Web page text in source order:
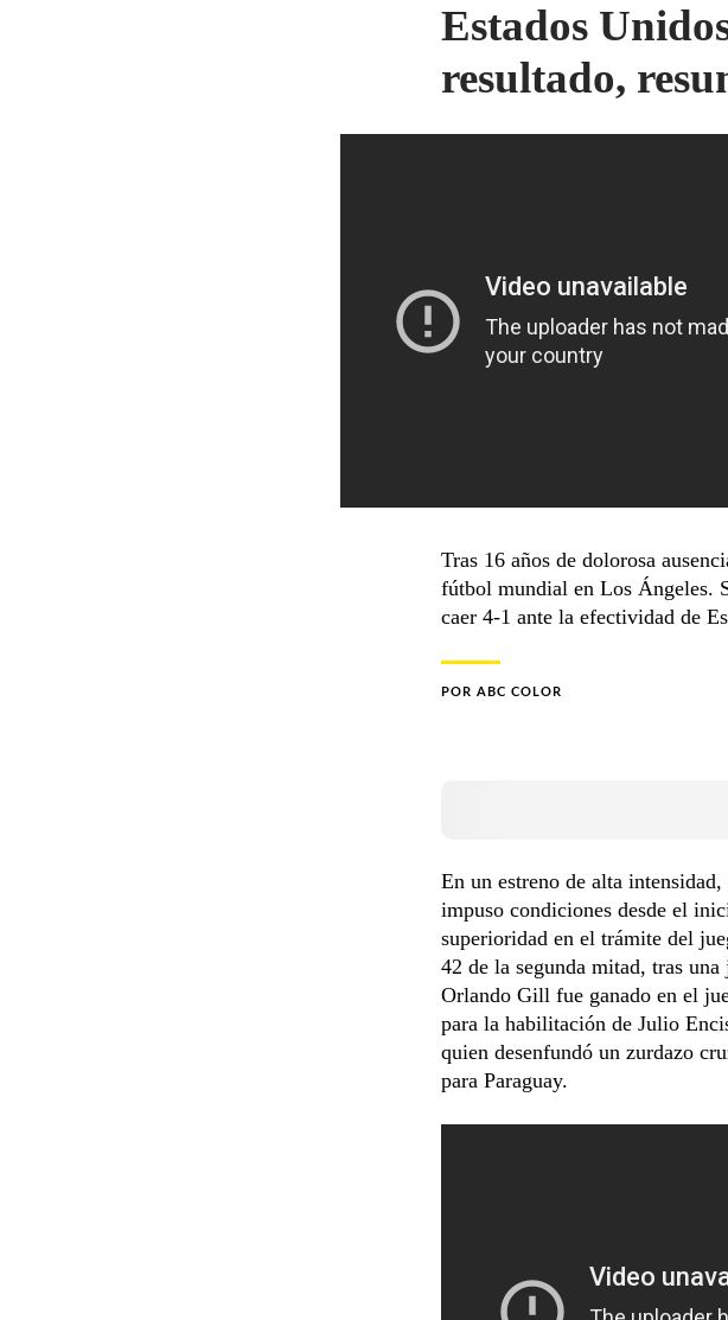
Estados
resultado,
Tras 16 años de dolorosa
fútbol mundial en Los Ángeles.
caer 4-1 ante la efectividad de
POR ABC COLOR
En un estreno de alta
impuso condiciones desde el
superioridad en el trámite del
42 de la segunda mitad, tras
Orlando Gill fue ganado en el
para la habilitación de Julio
quien desenfundó un zurdazo
para Paraguay.